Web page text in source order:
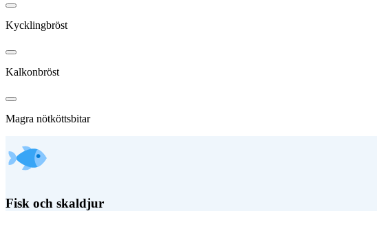
Kycklingbröst
Kalkonbröst
Magra nötköttsbitar
Fisk och skaldjur